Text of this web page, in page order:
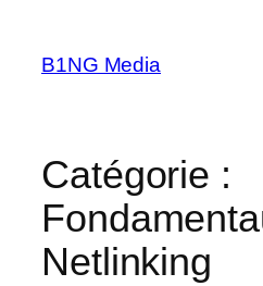
contenu
B1NG Media
Catégorie :
Netlinking